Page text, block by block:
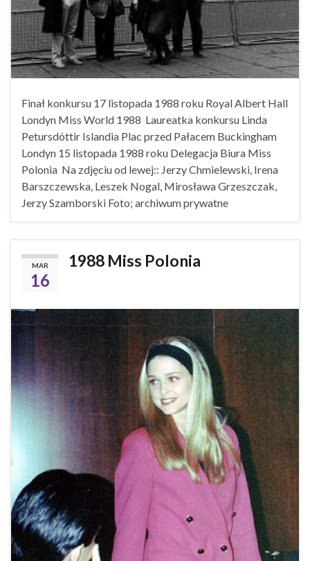
Finał konkursu 17 listopada 1988 roku Royal Albert Hall
Londyn Miss World 1988 Laureatka konkursu Linda
Petursdóttir Islandia Plac przed Pałacem Buckingham
Londyn 15 listopada 1988 roku Delegacja Biura Miss
Polonia Na zdjęciu od lewej:: Jerzy Chmielewski, Irena
Barszczewska, Leszek Nogal, Mirosława Grzeszczak,
Jerzy Szamborski Foto; archiwum prywatne
MAR
16
1988 Miss Polonia